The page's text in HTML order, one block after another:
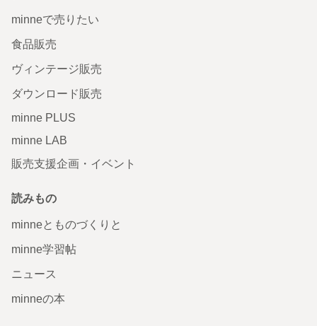
minneで売りたい
食品販売
ヴィンテージ販売
ダウンロード販売
minne PLUS
minne LAB
販売支援企画・イベント
読みもの
minneとものづくりと
minne学習帖
ニュース
minneの本